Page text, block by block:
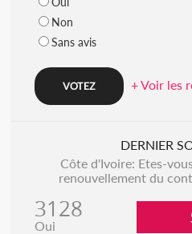
Non
Sans avis
+ Voir les
DERNIER
Côte d'Ivoire: Etes-
renouvellement du
3128
Oui